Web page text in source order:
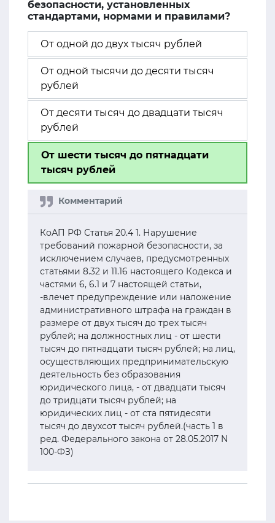
безопасности, установленных
стандартами, нормами и правилами?
От одной до двух тысяч рублей
От одной тысячи до десяти тысяч
рублей
От десяти тысяч до двадцати тысяч
рублей
От шести тысяч до пятнадцати
тысяч рублей
КоАП РФ Статья 20.4 1. Нарушение
требований пожарной безопасности, за
исключением случаев, предусмотренных
статьями 8.32 и 11.16 настоящего Кодекса и
частями 6, 6.1 и 7 настоящей статьи,
-влечет предупреждение или наложение
административного штрафа на граждан в
размере от двух тысяч до трех тысяч
рублей; на должностных лиц - от шести
тысяч до пятнадцати тысяч рублей; на лиц,
осуществляющих предпринимательскую
деятельность без образования
юридического лица, - от двадцати тысяч
до тридцати тысяч рублей; на
юридических лиц - от ста пятидесяти
тысяч до двухсот тысяч рублей.(часть 1 в
ред. Федерального закона от 28.05.2017 N
100-ФЗ)